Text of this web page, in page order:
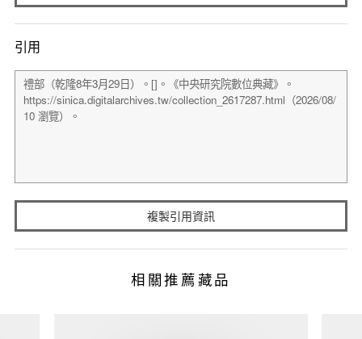
引用
複製引用資訊
相關推薦藏品